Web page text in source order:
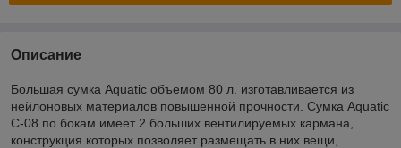
Описание
Большая сумка Aquatic объемом 80 л. изготавливается из
нейлоновых материалов повышенной прочности. Сумка Aquatic
С-08 по бокам имеет 2 больших вентилируемых кармана,
конструкция которых позволяет размещать в них вещи,